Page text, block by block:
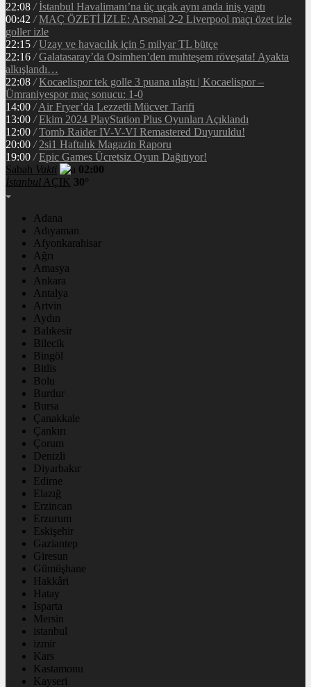
22:08 / İstanbul Havalimanı’na üç uçak aynı anda iniş yaptı
00:42 / MAÇ ÖZETİ İZLE: Arsenal 2-2 Liverpool maçı özet izle
goller izle
22:15 / Uzay ve havacılık için 5 milyar TL bütçe
22:16 / Galatasaray’da Osimhen’den muhteşem röveşata! Ayakta
alkışlandı…
22:08 / Kocaelispor tek golle 3 puana ulaştı | Kocaelispor –
Ümraniyespor maç sonucu: 1-0
14:00 / Air Fryer’da Lezzetli Mücver Tarifi
13:00 / Ekim 2024 PlayStation Plus Oyunları Açıklandı
12:00 / Tomb Raider IV-V-VI Remastered Duyuruldu!
20:00 / 2si1 Haftalık Magazin Raporu
19:00 / Epic Games Ücretsiz Oyun Dağıtıyor!
Sabah Vakti
02:00
İstanbul AÇIK 30°
Adana
Adıyaman
Afyonkarahisar
Ağrı
Amasya
Ankara
Antalya
Artvin
Aydın
Balıkesir
Bilecik
Bingöl
Bitlis
Bolu
Burdur
Bursa
Çanakkale
Çankırı
Çorum
Denizli
Diyarbakır
Edirne
Elazığ
Erzincan
Erzurum
Eskişehir
Gaziantep
Giresun
Gümüşhane
Hakkâri
Hatay
Isparta
Mersin
istanbul
izmir
Kars
Kastamonu
Kayseri